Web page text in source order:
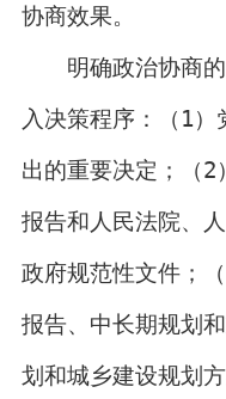
协商效果。
明确政治协商的
入决策程序：（1
出的重要决定；（2
报告和人民法院、
政府规范性文件；
报告、中长期规划
划和城乡建设规划